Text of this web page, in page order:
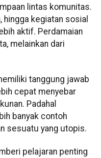
lintas komunitas.
kegiatan sosial
aktif. Perdamaian
melainkan dari
tanggung jawab
cepat menyebar
Padahal
banyak contoh
sesuatu yang utopis.
pelajaran penting